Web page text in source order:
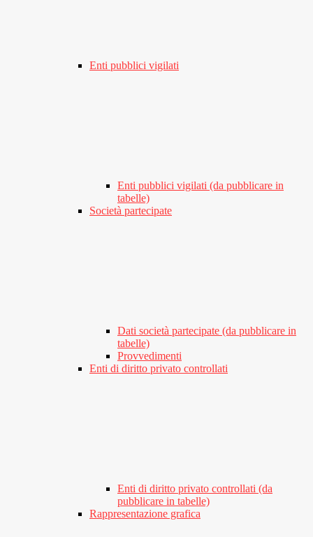
Enti pubblici vigilati
Enti pubblici vigilati (da pubblicare in
tabelle)
Società partecipate
Dati società partecipate (da pubblicare in
tabelle)
Provvedimenti
Enti di diritto privato controllati
Enti di diritto privato controllati (da
pubblicare in tabelle)
Rappresentazione grafica